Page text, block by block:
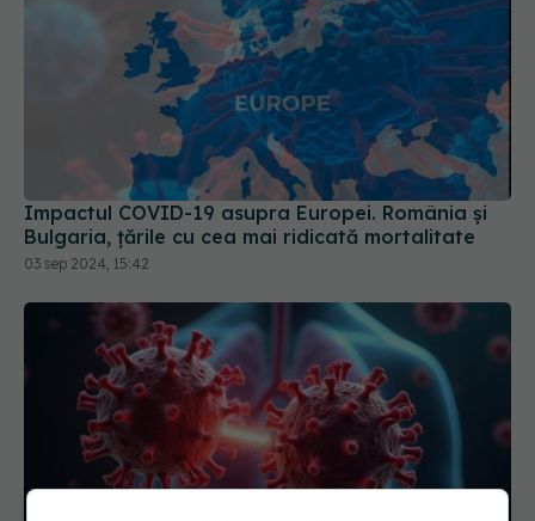
Impactul COVID-19 asupra Europei. România și
Bulgaria, țările cu cea mai ridicată mortalitate
03 sep 2024, 15:42